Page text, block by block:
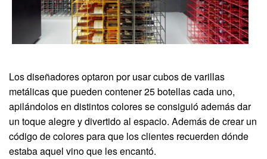
Los diseñadores optaron por usar cubos de varillas
metálicas que pueden contener 25 botellas cada uno,
apilándolos en distintos colores se consiguió además dar
un toque alegre y divertido al espacio. Además de crear un
código de colores para que los clientes recuerden dónde
estaba aquel vino que les encantó.